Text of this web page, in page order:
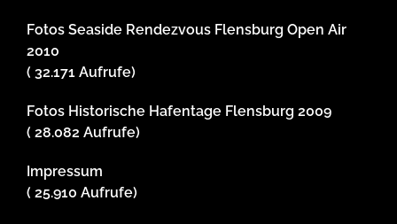
Fotos Seaside Rendezvous Flensburg Open Air
2010
( 32.171 Aufrufe)
Fotos Historische Hafentage Flensburg 2009
( 28.082 Aufrufe)
Impressum
( 25.910 Aufrufe)